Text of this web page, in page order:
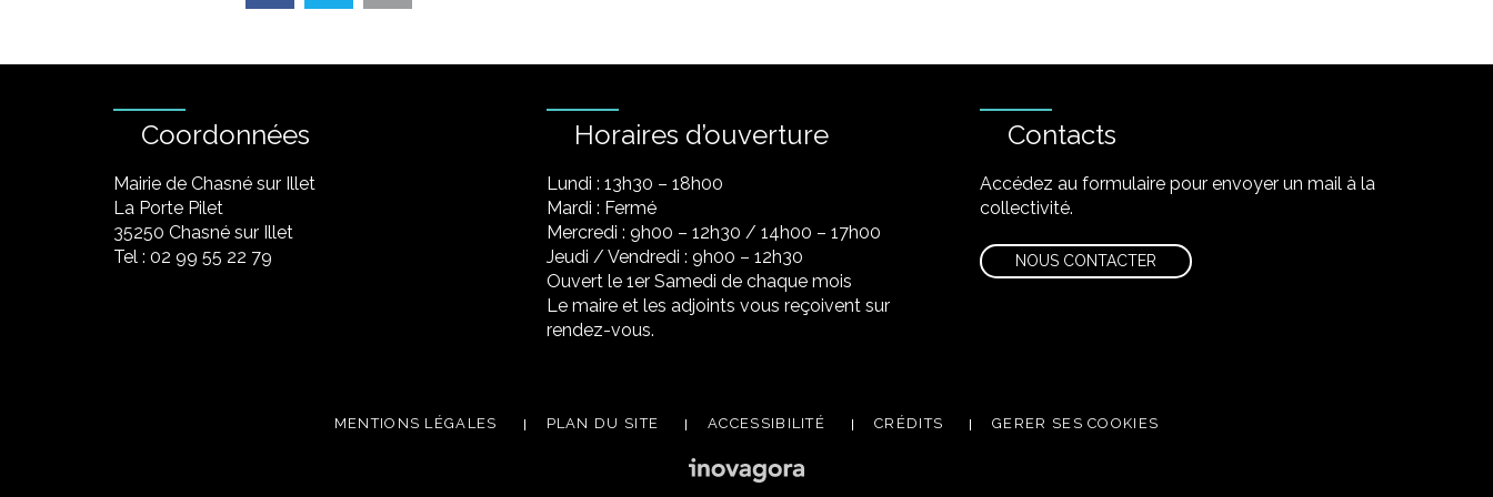
Coordonnées
Mairie de Chasné sur Illet
La Porte Pilet
35250 Chasné sur Illet
Tel : 02 99 55 22 79
Horaires d’ouverture
Lundi : 13h30 – 18h00
Mardi : Fermé
Mercredi : 9h00 – 12h30 / 14h00 – 17h00
Jeudi / Vendredi : 9h00 – 12h30
Ouvert le 1er Samedi de chaque mois
Le maire et les adjoints vous reçoivent sur
rendez-vous.
Contacts
Accédez au formulaire pour envoyer un mail à la
collectivité.
NOUS CONTACTER
MENTIONS LÉGALES PLAN DU SITE ACCESSIBILITÉ CRÉDITS GERER SES COOKIES